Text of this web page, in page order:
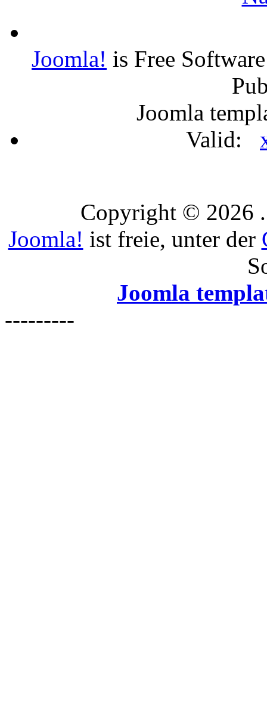
Joomla! is Free
Joomla
Valid:
Copyright © 2026
Joomla! ist freie, unter der
Joomla
---------